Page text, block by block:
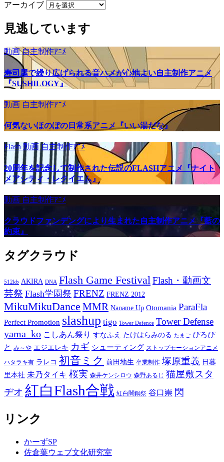
アーカイブ
見逃しています
動画自主制作ｱﾆﾒ
寿司屋で繰り広げられる音ハメが心地よい自主制作アニメ
『SUSHILOGY』
動画 自主制作ｱﾆﾒ
何気ないほのぼの日常系アニメ『いい湯だな』
Flash 動画自主制作ｱﾆﾒ
20周年を記念して制作された伝説のFLASHアニメ『ナイト
メアシティ・レクイエム』
動画 自主制作ｱﾆﾒ
クラウドファンデングにより生まれた自主制作アニメ『藍の
約束』
タグクラウド
512kb AKIRA DNA Flash Game FestivalFlash・動画文
芸祭 Flash学園祭 FRENZ FRENZ 2012
MikuMikuDance MMR Naname Up Otomania ParaFla
Perfect Promotion slashup tigo Tower Defence Tower Defense
yama_ko こしあん祭り すなふえ たけはらみのる たまご ぴろぴ
と み～や エジエレキ カギ シューティング ストップモーションアニメ
ハタラキ有 ラレコ 初音ミク 前田地生 卒業制作 塚原重義 日暮
里本社 未乃タイキ 桜実 森井ケンシロウ 森野あるじ 猫屋敷スタ
ヂオ 紅白Flash合戦 紅白闇鍋祭 谷口崇 閃
リンク
かーずSP
佐倉葉ウェブ文化研究室